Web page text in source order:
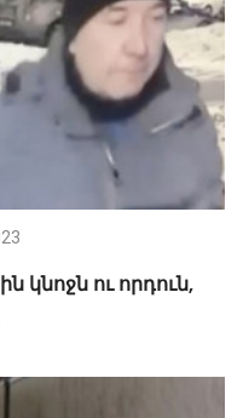
կնոջն ու որդուն,